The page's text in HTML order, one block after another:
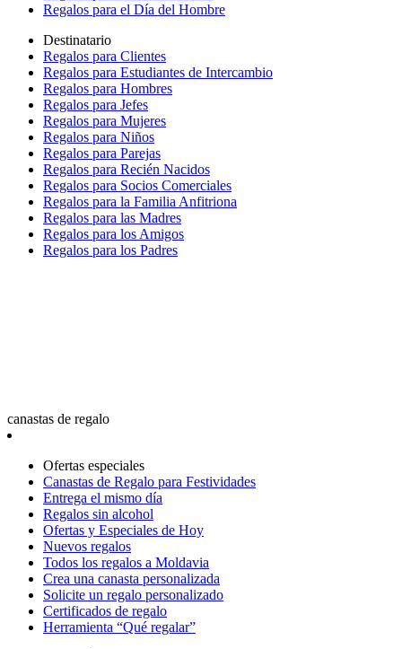
Regalos para el Día del Hombre
Destinatario
Regalos para Clientes
Regalos para Estudiantes de Intercambio
Regalos para Hombres
Regalos para Jefes
Regalos para Mujeres
Regalos para Niños
Regalos para Parejas
Regalos para Recién Nacidos
Regalos para Socios Comerciales
Regalos para la Familia Anfitriona
Regalos para las Madres
Regalos para los Amigos
Regalos para los Padres
canastas de regalo
Ofertas especiales
Canastas de Regalo para Festividades
Entrega el mismo día
Regalos sin alcohol
Ofertas y Especiales de Hoy
Nuevos regalos
Todos los regalos a Moldavia
Crea una canasta personalizada
Solicite un regalo personalizado
Certificados de regalo
Herramienta “Qué regalar”